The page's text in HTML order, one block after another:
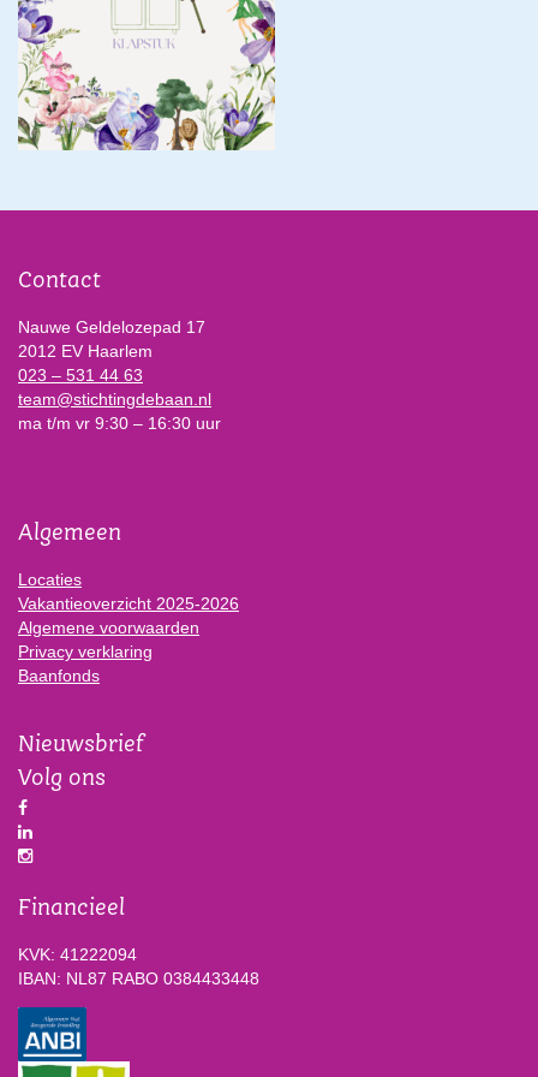
Contact
Nauwe Geldelozepad 17
2012 EV Haarlem
023 – 531 44 63
team@stichtingdebaan.nl
ma t/m vr 9:30 – 16:30 uur
Algemeen
Locaties
Vakantieoverzicht 2025-2026
Algemene voorwaarden
Privacy verklaring
Baanfonds
Nieuwsbrief
Volg ons
Financieel
KVK: 41222094
IBAN: NL87 RABO 0384433448